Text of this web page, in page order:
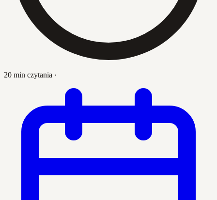
20 min czytania ·